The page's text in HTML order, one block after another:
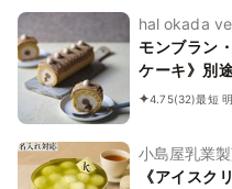
hal okada
モンブラン
ケーキ》別
4.75(32)最短
小島屋乳業
《アイスク